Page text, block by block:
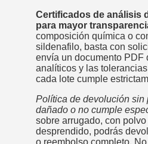
Certificados de análisis
para mayor
composición química o
sildenafilo, basta con
envía un documento PDF
analíticos y las
cada lote cumple
Política de devolución sin
dañado o no cumple
sobre arrugado, con
desprendido, podrás
o reembolso completo.